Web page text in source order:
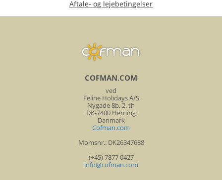
Aftale- og lejebetingelser
COFMAN.COM
ved
Feline Holidays A/S
Nygade 8b. 2. th
DK-7400 Herning
Danmark
Cofman.com
Momsnr.: DK26347688
(+45) 7877 0427
info@cofman.com